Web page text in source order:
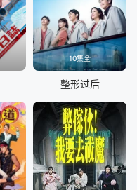
10集全
整形过后